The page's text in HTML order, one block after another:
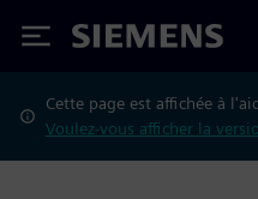
Siemens
Cette page est affichée à
Voulez-vous afficher la